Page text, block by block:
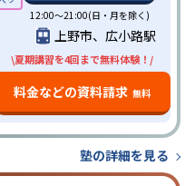
12:00～21:00(日・月を除く)
上野市、広小路駅
\夏期講習を4回まで無料体験！/
料金などの資料請求 無料
塾の詳細を見る